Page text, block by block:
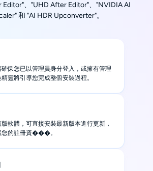
Editor"、"UHD After Editor"、"NVIDIA AI
和 "AI HDR Upconverter"。
保您已以管理員身分登入，或擁有管理
靈將引導您完成整個安裝過程。
軟體，可直接安裝最新版本進行更新，
您的註冊資���。